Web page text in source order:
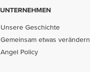
UNTERNEHMEN
Unsere Geschichte
Gemeinsam etwas verändern
Angel Policy